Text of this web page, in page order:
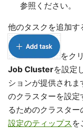
参照ください。
他のタスクを追加す
をク
Job Clusterを設定
ションが提供され
のクラスターを設
るためのクラスター
設定のティップス を